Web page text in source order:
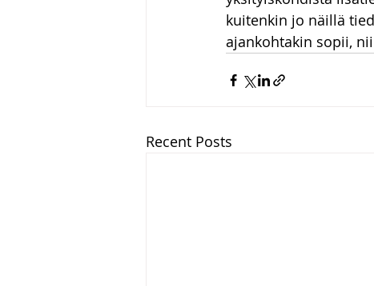
kuitenkin jo näillä
ajankohtakin sopii,
Recent Posts